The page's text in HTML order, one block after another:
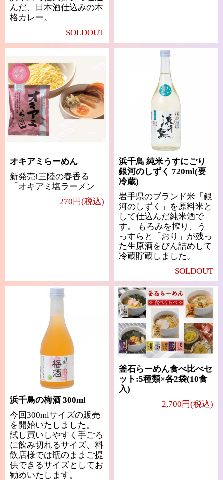
んだ、日本酒仕込みの本
格カレー。
SOLDOUT
オキアミらーめん
新発売!三陸の春香る
「オキアミ塩ラーメン」
270円(税込)
浜千鳥 純米うすにごり
銀河のしずく 720ml(要
冷蔵)
岩手県のブランド米「銀
河のしずく」を原料米と
して仕込んだ純米酒で
す。 もろみを搾り、う
っすらと「おり」が残っ
た生原酒をびん詰めして
冷蔵貯蔵しました。
SOLDOUT
浜千鳥の梅酒 300ml
今回300mlサイズの販売
を開始いたしました。
試し買いしやすく手ごろ
に飲み切れるサイズ、料
飲店様では瓶のままご提
供できるサイズとしてお
勧めいたします。
釜石らーめん食べ比べセ
ット:5種類×各2袋(10食
入)
2,700円(税込)